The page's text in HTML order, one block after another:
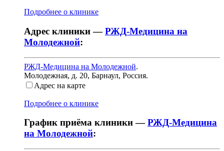
Подробнее о клинике
Адрес клиники —РЖД-Медицина на
Молодежной:
РЖД-Медицина на Молодежной.
Молодежная, д. 20, Барнаул, Россия.
Адрес на карте
Подробнее о клинике
График приёма клиники —РЖД-Медицина
на Молодежной: